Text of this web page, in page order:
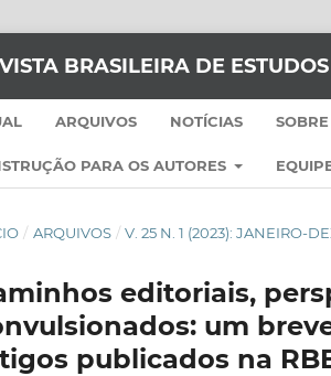
BRASILEIRA DE
ARQUIVOS NOTÍCIAS
PARA OS AUTORES
/ ARQUIVOS / V. 25 N. 1 (2023): JANEIRO-
editoriais,
um
publicados na